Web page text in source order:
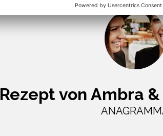
Rezept von Ambra